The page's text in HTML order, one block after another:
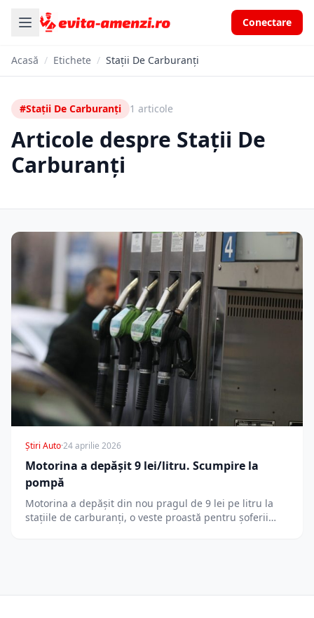
Conectare
Acasă / Etichete / Stații De Carburanți
#Stații De Carburanți 1 articole
Articole despre Stații De
Carburanți
Știri Auto·24 aprilie 2026
Motorina a depășit 9 lei/litru. Scumpire la
pompă
Motorina a depășit din nou pragul de 9 lei pe litru la
stațiile de carburanți, o veste proastă pentru șoferii…